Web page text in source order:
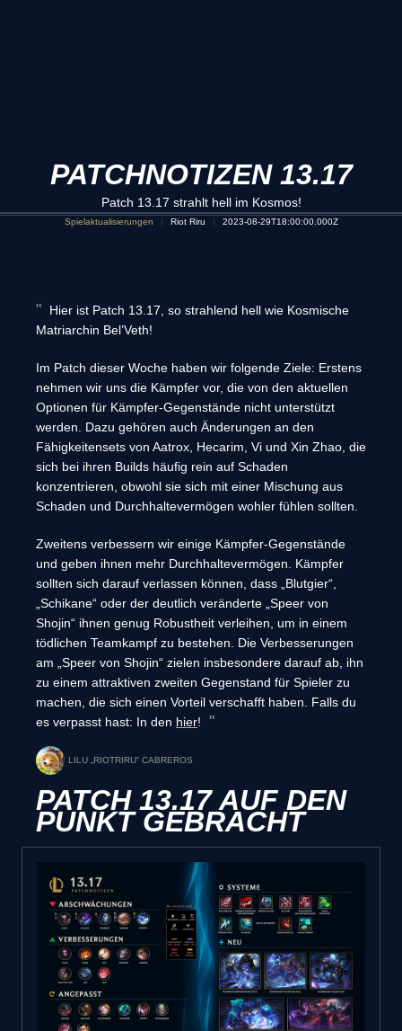
PATCHNOTIZEN 13.17
Patch 13.17 strahlt hell im Kosmos!
Spielaktualisierungen Riot Riru 2023-08-29T18:00:00.000Z
Hier ist Patch 13.17, so strahlend hell wie Kosmische
Matriarchin Bel’Veth!
Im Patch dieser Woche haben wir folgende Ziele: Erstens
nehmen wir uns die Kämpfer vor, die von den aktuellen
Optionen für Kämpfer-Gegenstände nicht unterstützt
werden. Dazu gehören auch Änderungen an den
Fähigkeitensets von Aatrox, Hecarim, Vi und Xin Zhao, die
sich bei ihren Builds häufig rein auf Schaden
konzentrieren, obwohl sie sich mit einer Mischung aus
Schaden und Durchhaltevermögen wohler fühlen sollten.
Zweitens verbessern wir einige Kämpfer-Gegenstände
und geben ihnen mehr Durchhaltevermögen. Kämpfer
sollten sich darauf verlassen können, dass „Blutgier“,
„Schikane“ oder der deutlich veränderte „Speer von
Shojin“ ihnen genug Robustheit verleihen, um in einem
tödlichen Teamkampf zu bestehen. Die Verbesserungen
am „Speer von Shojin“ zielen insbesondere darauf ab, ihn
zu einem attraktiven zweiten Gegenstand für Spieler zu
machen, die sich einen Vorteil verschafft haben. Falls du
es verpasst hast: In den hier!
LILU „RIOTRIRU“ CABREROS
PATCH 13.17 AUF DEN
PUNKT GEBRACHT